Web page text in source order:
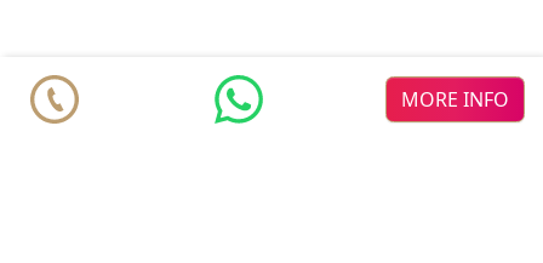
MORE INFO